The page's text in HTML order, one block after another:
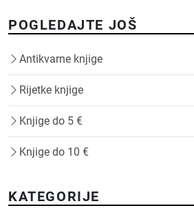
POGLEDAJTE JOŠ
Antikvarne knjige
Rijetke knjige
Knjige do 5 €
Knjige do 10 €
KATEGORIJE